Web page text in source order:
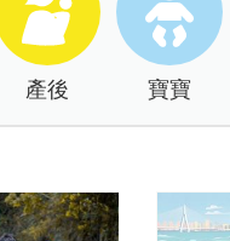
產後 寶寶